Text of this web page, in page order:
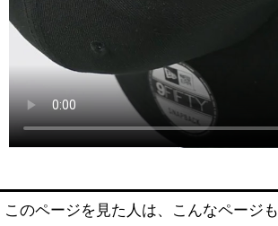
このページを見た人は、こんなページも